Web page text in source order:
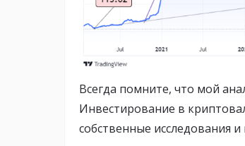
Всегда помните, что мой
Инвестирование в
собственные исследования